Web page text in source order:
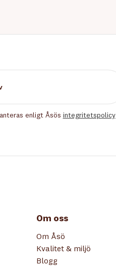
enligt Åsös integritetspolicy
Om oss
Om Åsö
Kvalitet & miljö
Blogg